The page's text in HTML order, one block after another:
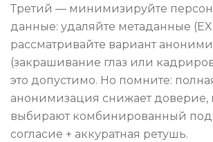
Третий — минимизируйте
данные: удаляйте метаданные
рассматривайте вариант
(закрашивание глаз или
это допустимо. Но помните:
анонимизация снижает доверие,
выбирают комбинированный
согласие + аккуратная ретушь.